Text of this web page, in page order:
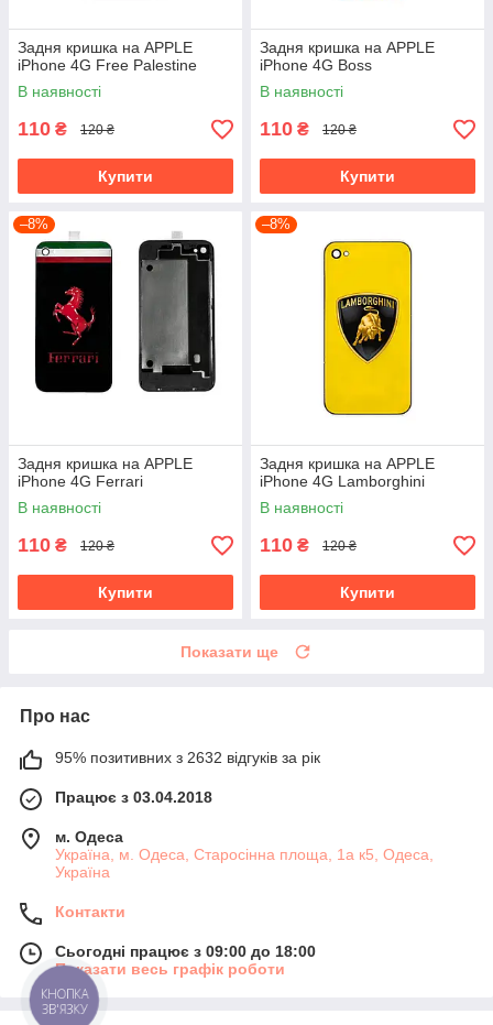
Задня кришка на APPLE
iPhone 4G Free Palestine
В наявності
110 ₴ 120 ₴
Купити
Задня кришка на APPLE
iPhone 4G Boss
В наявності
110 ₴ 120 ₴
Купити
–8%
Задня кришка на APPLE
iPhone 4G Ferrari
В наявності
110 ₴ 120 ₴
Купити
–8%
Задня кришка на APPLE
iPhone 4G Lamborghini
В наявності
110 ₴ 120 ₴
Купити
Показати ще
Про нас
95% позитивних з 2632 відгуків за рік
Працює з 03.04.2018
м. Одеса
Україна, м. Одеса, Старосінна площа, 1а к5, Одеса,
Україна
Контакти
Сьогодні працює з 09:00 до 18:00
Показати весь графік роботи
КНОПКА
ЗВ'ЯЗКУ